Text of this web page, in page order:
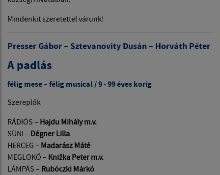
Mindenkit szeretettel várunk!
Presser Gábor – Sztevanovity Dusán – Horváth Péter
A padlás
félig mese – félig musical / 9 - 99 éves korig
Szereplők
RÁDIÓS – Hajdu Mihály m.v.
SÜNI – Dégner Lilla
HERCEG – Madarász Máté
MEGLÖKŐ – Knižka Peter m.v.
LÁMPÁS – Rubóczki Márkó